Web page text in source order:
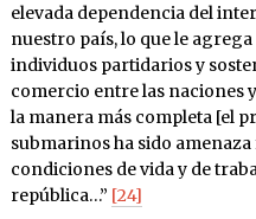
elevada dependencia del
nuestro país, lo que le
individuos partidarios y
comercio entre las naciones
la manera más completa [el
submarinos ha sido
condiciones de vida y de
república…” [24]